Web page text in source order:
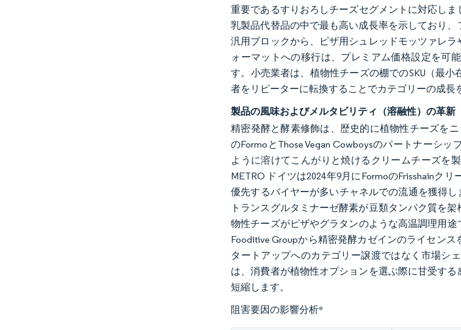
重要であるすりおろしチーズセグメントに対応し
乳製品代替品の中で最も高い成長率を示しており
汎用ブロックから、ピザ用シュレッドモッツァレ
ォーマットへの移行は、プレミアム価格設定を可
す。小売業者は、植物性チーズの棚でのSKU（最
者をリピーターに転換することでカテゴリーの成長
製品の風味およびメルタビリティ（溶融性）の革新
精密発酵と酵素修飾は、歴史的に植物性チーズを
のFormoとThose Vegan Cowboysのパートナーシ
ように溶けてこんがりと焼けるクリームチーズを
METRO ドイツは2024年9月にFormoのFrisshainク
優先するバイヤーが多いチャネルでの流通を獲得
トランスグルタミナーゼ酵素が豆類タンパク質を
物性チーズがピザやグラタンのような高温調理用
Fooditive Groupから精密発酵カゼインのライセン
タートアップへのカテゴリー譲渡ではなく市場シ
は、消費者が植物性オプションを選ぶ際に甘受す
短縮します。
阻害要因の影響分析*